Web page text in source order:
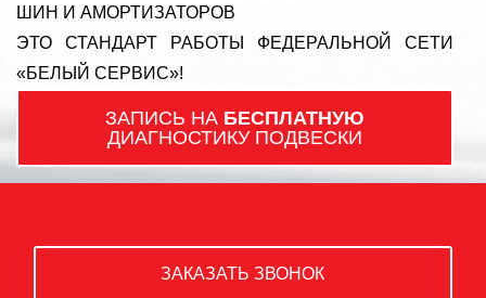
ШИН И АМОРТИЗАТОРОВ
ЭТО СТАНДАРТ РАБОТЫ ФЕДЕРАЛЬНОЙ СЕТИ
«БЕЛЫЙ СЕРВИС»!
ЗАПИСЬ НА БЕСПЛАТНУЮ
ДИАГНОСТИКУ ПОДВЕСКИ
ЗАКАЗАТЬ ЗВОНОК